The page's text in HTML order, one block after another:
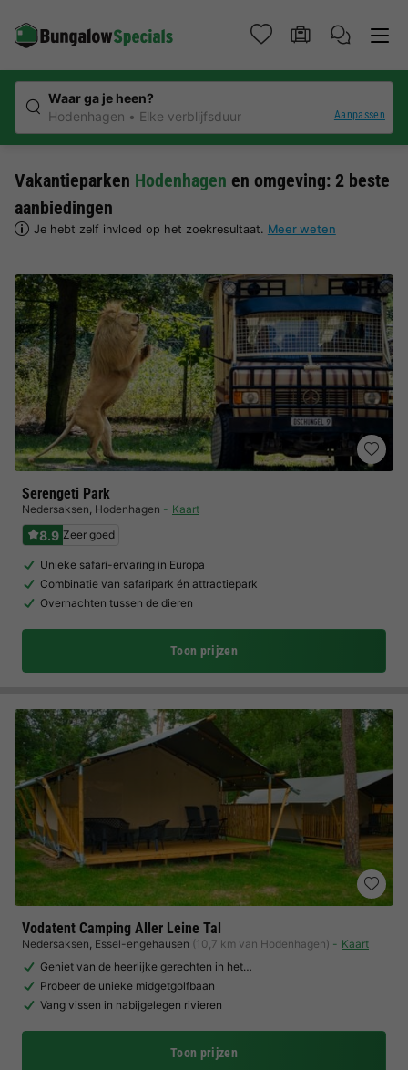
Waar ga je heen?
Hodenhagen
Elke verblijfsduur Aanpassen
Vakantieparken Hodenhagen en omgeving: 2 beste
aanbiedingen
Je hebt zelf invloed op het zoekresultaat. Meer weten
Serengeti Park
Nedersaksen, Hodenhagen Kaart
8.9 Zeer goed
Unieke safari-ervaring in Europa
Combinatie van safaripark én attractiepark
Overnachten tussen de dieren
Toon prijzen
Vodatent Camping Aller Leine Tal
Nedersaksen, Essel-engehausen (10,7 km van Hodenhagen)
Kaart
Geniet van de heerlijke gerechten in het…
Probeer de unieke midgetgolfbaan
Vang vissen in nabijgelegen rivieren
Toon prijzen